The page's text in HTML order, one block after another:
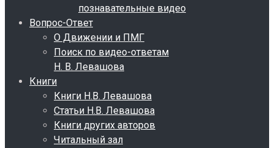
познавательные видео
Вопрос-Ответ
О Движении и ПМГ
Поиск по видео-ответам
Н. В. Левашова
Книги
Книги Н.В. Левашова
Статьи Н.В. Левашова
Книги других авторов
Читальный зал